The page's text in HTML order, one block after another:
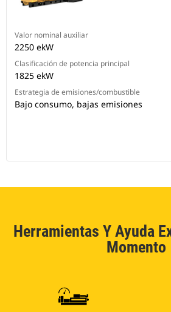
Valor nominal auxiliar
2250 ekW
Clasificación de potencia principal
1825 ekW
Estrategia de emisiones/combustible
Bajo consumo, bajas emisiones
Herramientas Y Ayuda
Momento